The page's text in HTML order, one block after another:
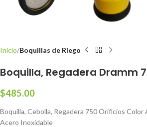
Inicio Boquillas de Riego
Boquilla, Regadera Dramm
$485.00
Boquilla, Cebolla, Regadera 750 Orificios Color
Acero Inoxidable